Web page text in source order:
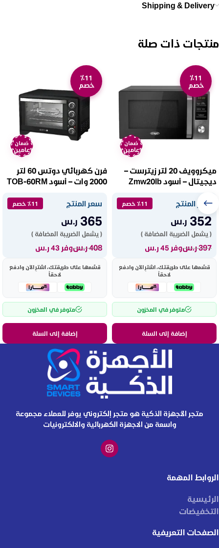
Shipping & Delivery
منتجات ذات صلة
٪11
خصم
ضمان
عامين
ميكروويف 20 لتر زيترست –
ديجيتال – أسود Zmw20lb
سعر المنتج ٪11 خصم
352 ر.س
( يشمل الضريبة المضافة )
397ر.سوفر 45 ر.س
قسّمها على طريقتك، اشترِ الآن وادفع
لاحقاً
متوفر في المخزون
إضافة إلى السلة
٪11
خصم
ضمان
عامين
فرن كهربائي دوتس 60 لتر
2000 وات – أسود TOB-60RM
سعر المنتج ٪11 خصم
365 ر.س
( يشمل الضريبة المضافة )
408ر.سوفر 43 ر.س
قسّمها على طريقتك، اشترِ الآن وادفع
لاحقاً
متوفر في المخزون
إضافة إلى السلة
متجر الأجهزة الذكية هو متجر إلكتروني يوفر للعملاء مجموعة
واسعة من الاجهزة الكهربائية والالكترونيات
الروابط المهمة
الرئيسية
التخفيضات
الصفحات التعريفية